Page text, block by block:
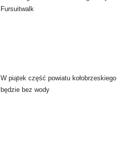
Fursuitwalk
W piątek część powiatu kołobrzeskiego
będzie bez wody